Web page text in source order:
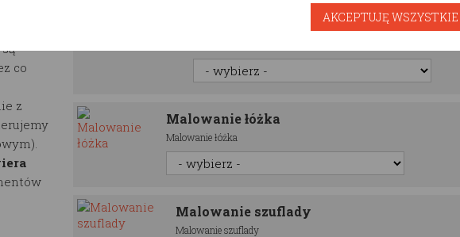
co
z
Półka domek RESTWOOD
Malowanie łóżka
Malowanie łóżka
Malowanie szuflady
Malowanie szuflady
AKCEPTUJĘ WSZYSTKIE